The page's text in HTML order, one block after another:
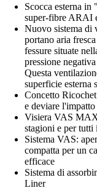
Scocca esterna
super-fibre ARAI
Nuovo sistema di
portano aria
fessure situate
pressione
Questa
superficie esterna
Concetto
e deviare
Visiera VAS
stagioni e per
Sistema VAS:
compatta per un
efficace
Sistema di
Liner